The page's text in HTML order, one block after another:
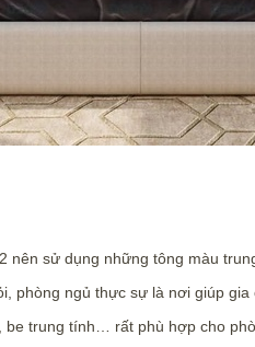
sử dụng những tông màu
phòng ngủ thực sự là nơi giúp
trung tính… rất phù hợp cho